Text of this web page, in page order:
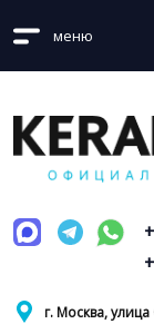
меню
г. Москва,